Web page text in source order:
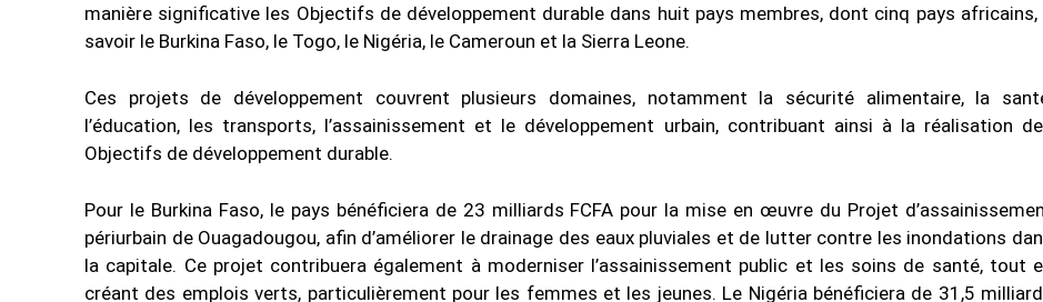
manière significative les Objectifs de développement durable dans huit pays membres, dont cinq pays africains,
savoir le Burkina Faso, le Togo, le Nigéria, le Cameroun et la Sierra Leone.
Ces projets de développement couvrent plusieurs domaines, notamment la sécurité alimentaire, la
l’éducation, les transports, l’assainissement et le développement urbain, contribuant ainsi à la réalisation
Objectifs de développement durable.
Pour le Burkina Faso, le pays bénéficiera de 23 milliards FCFA pour la mise en œuvre du Projet
périurbain de Ouagadougou, afin d’améliorer le drainage des eaux pluviales et de lutter contre les inondations
la capitale. Ce projet contribuera également à moderniser l’assainissement public et les soins de santé, tout
créant des emplois verts, particulièrement pour les femmes et les jeunes. Le Nigéria bénéficiera de 31,5